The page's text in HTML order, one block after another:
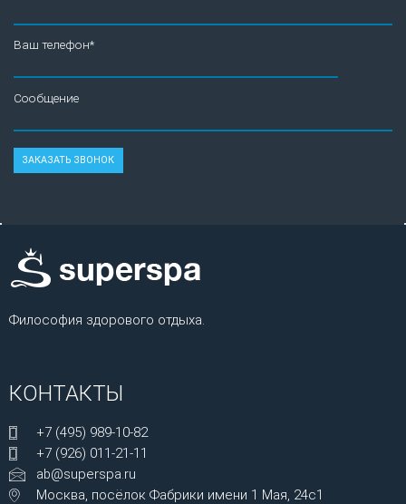
Ваш телефон*
Сообщение
Философия здорового отдыха.
КОНТАКТЫ
+7 (495) 989-10-82
+7 (926) 011-21-11
ab@superspa.ru
Москва, посёлок Фабрики имени 1 Мая, 24с1